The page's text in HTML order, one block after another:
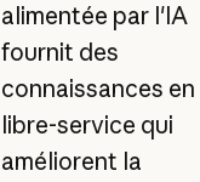
alimentée par l'IA
fournit des
connaissances en
libre-service qui
améliorent la